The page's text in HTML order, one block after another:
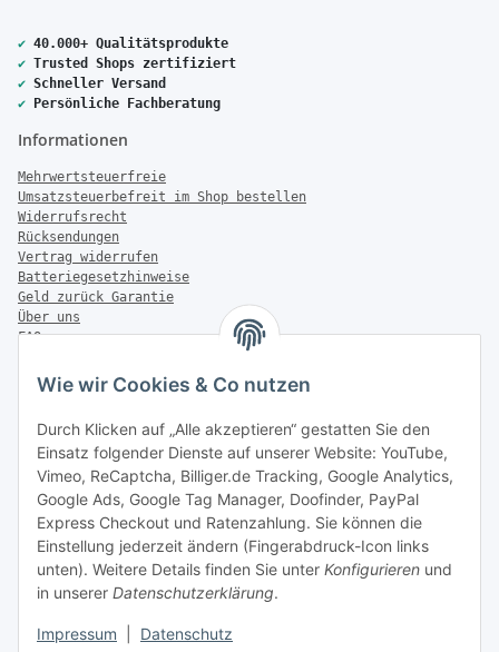
Wie wir Cookies & Co nutzen
Durch Klicken auf „Alle akzeptieren“ gestatten Sie den
Einsatz folgender Dienste auf unserer Website: YouTube,
Vimeo, ReCaptcha, Billiger.de Tracking, Google Analytics,
Google Ads, Google Tag Manager, Doofinder, PayPal
Express Checkout und Ratenzahlung. Sie können die
Einstellung jederzeit ändern (Fingerabdruck-Icon links
unten). Weitere Details finden Sie unter Konfigurieren und
in unserer Datenschutzerklärung.
Impressum Datenschutz
✔ 40.000+ Qualitätsprodukte
✔ Trusted Shops zertifiziert
✔ Schneller Versand
✔ Persönliche Fachberatung
Informationen
Mehrwertsteuerfreie
Umsatzsteuerbefreit im Shop bestellen
Widerrufsrecht
Rücksendungen
Vertrag widerrufen
Batteriegesetzhinweise
Geld zurück Garantie
Über uns
FAQ
Zahlung & Versand
Versandinformationen
Sonstiges